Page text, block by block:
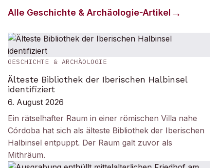
Alle Geschichte & Archäologie-Artikel
GESCHICHTE & ARCHÄOLOGIE
Älteste Bibliothek der Iberischen Halbinsel
identifiziert
6. August 2026
Ein rätselhafter Raum in einer römischen Villa nahe
Córdoba hat sich als älteste Bibliothek der Iberischen
Halbinsel entpuppt. Der Raum galt zuvor als
Mithräum.